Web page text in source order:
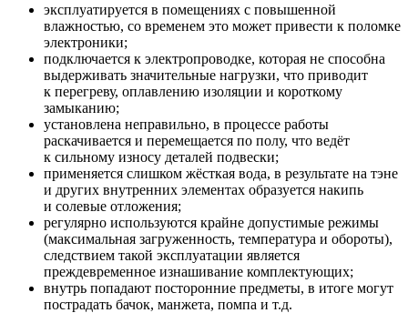
эксплуатируется в помещениях с повышенной
влажностью, со временем это может привести к поломке
электроники;
подключается к электропроводке, которая не способна
выдерживать значительные нагрузки, что приводит
к перегреву, оплавлению изоляции и короткому
замыканию;
установлена неправильно, в процессе работы
раскачивается и перемещается по полу, что ведёт
к сильному износу деталей подвески;
применяется слишком жёсткая вода, в результате на тэне
и других внутренних элементах образуется накипь
и солевые отложения;
регулярно используются крайне допустимые режимы
(максимальная загруженность, температура и обороты),
следствием такой эксплуатации является
преждевременное изнашивание комплектующих;
внутрь попадают посторонние предметы, в итоге могут
пострадать бачок, манжета, помпа и т.д.